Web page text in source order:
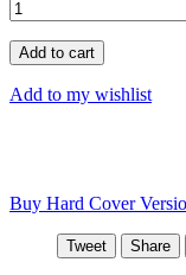
Add to cart
Add to my wishlist
Buy Hard Cover
Tweet Share